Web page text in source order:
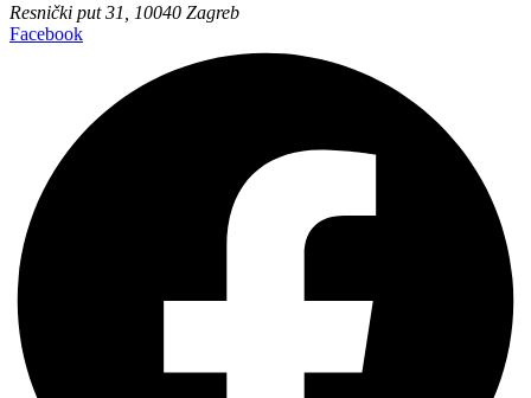
Resnički put 31, 10040 Zagreb
Facebook